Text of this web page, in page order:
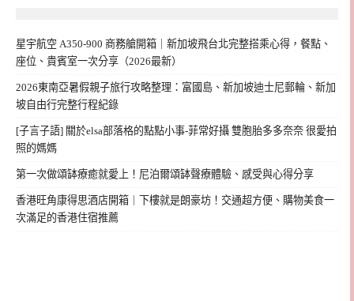
星宇航空 A350-900 商務艙開箱｜新加坡飛台北完整搭乘心得，餐點、
座位、貴賓室一次分享（2026最新）
2026東南亞暑假親子旅行攻略整理：富國島、新加坡迪士尼郵輪、新加
坡自由行完整行程紀錄
[子言子語] 關於elsa部落格的點點小事-菲常好攝 雙胞胎多多奈奈 很愛拍
照的媽媽
第一次做頌缽療癒就愛上！尼泊爾頌缽聲療體驗、感受與心得分享
香港旺角康得思酒店開箱｜下樓就是朗豪坊！交通超方便、購物美食一
次滿足的香港住宿推薦